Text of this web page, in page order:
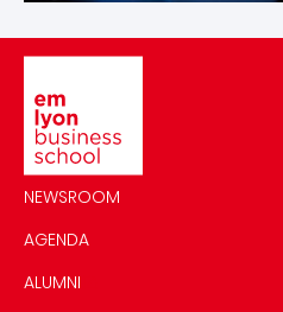
NEWSROOM
AGENDA
ALUMNI